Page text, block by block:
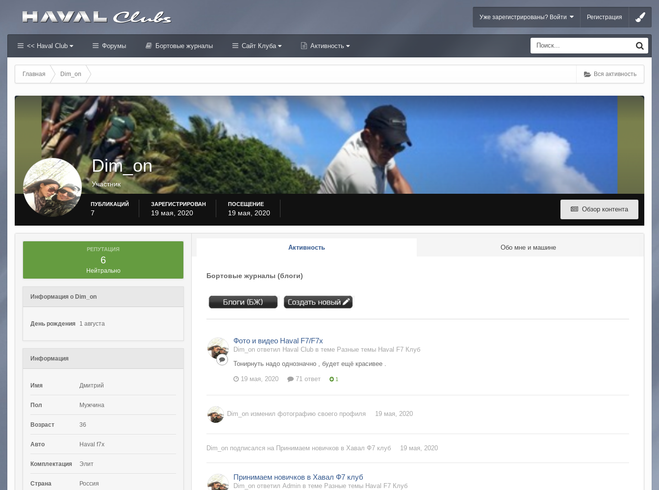
Уже зарегистрированы? Войти Регистрация
<< Haval Club Форумы Бортовые журналы Сайт Клуба Активность
Вся активность
Главная Dim_on
Dim_on
Участник
Обзор контента
ПУБЛИКАЦИЙ
7
ЗАРЕГИСТРИРОВАН
19 мая, 2020
ПОСЕЩЕНИЕ
19 мая, 2020
РЕПУТАЦИЯ
6
Нейтрально
Информация о Dim_on
День рождения 1 августа
Информация
Имя Дмитрий
Пол Мужчина
Возраст 36
Авто Haval f7x
Комплектация Элит
Страна Россия
Активность Обо мне и машине
Бортовые журналы (блоги)
Фото и видео Haval F7/F7x
Dim_on ответил Haval Club в теме Разные темы Haval F7 Клуб
Тонирнуть надо однозначно , будет ещё красивее .
19 мая, 2020 71 ответ 1
Dim_on изменил фотографию своего профиля 19 мая, 2020
Dim_on подписался на Принимаем новичков в Хавал Ф7 клуб 19 мая, 2020
Принимаем новичков в Хавал Ф7 клуб
Dim_on ответил Admin в теме Разные темы Haval F7 Клуб